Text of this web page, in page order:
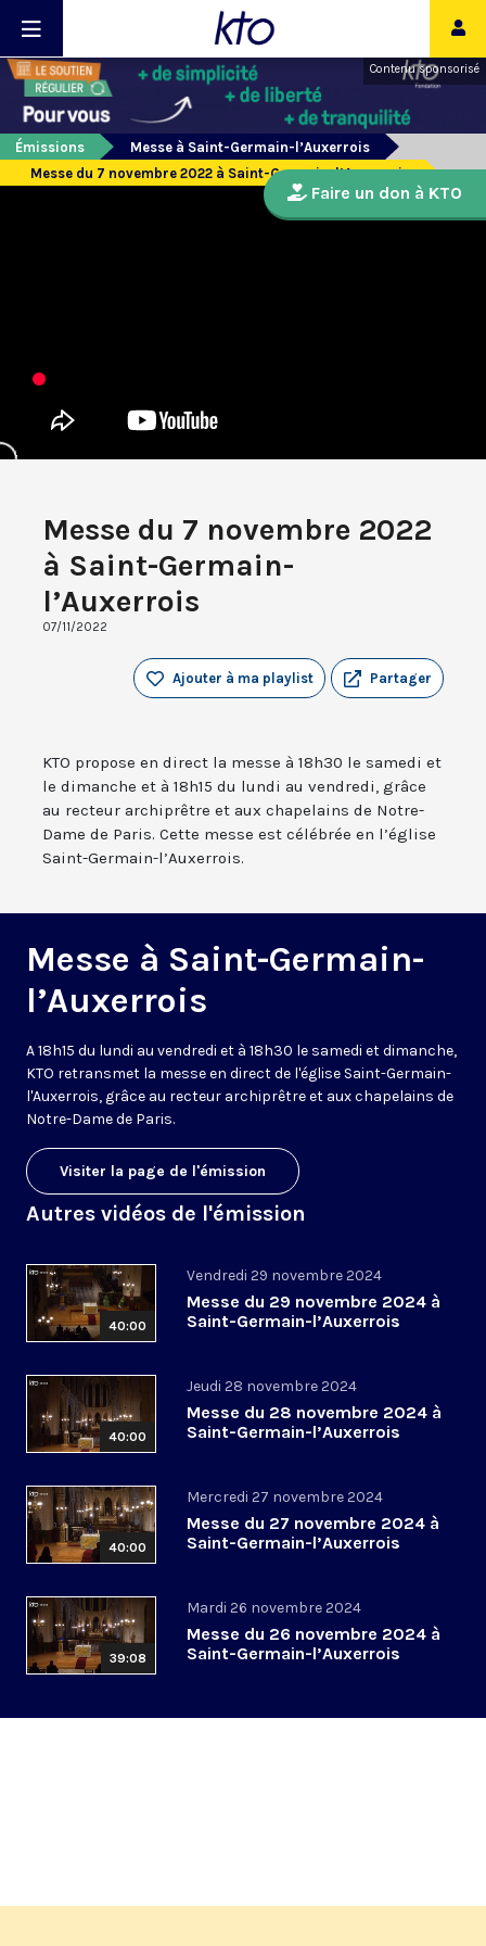
Contenu sponsorisé
Émissions
Messe à Saint-Germain-l’Auxerrois
Messe du 7 novembre 2022 à Saint-Germain-l’Auxerrois
Messe du 7 novembre 2022
à Saint-Germain-
l’Auxerrois
07/11/2022
Partager
Ajouter à ma playlist
KTO propose en direct la messe à 18h30 le samedi et
le dimanche et à 18h15 du lundi au vendredi, grâce
au recteur archiprêtre et aux chapelains de Notre-
Dame de Paris. Cette messe est célébrée en l’église
Saint-Germain-l’Auxerrois.
Messe à Saint-Germain-
l’Auxerrois
A 18h15 du lundi au vendredi et à 18h30 le samedi et dimanche,
KTO retransmet la messe en direct de l'église Saint-Germain-
l'Auxerrois, grâce au recteur archiprêtre et aux chapelains de
Notre-Dame de Paris.
Visiter la page de l'émission
Autres vidéos de l'émission
40:00
Vendredi 29 novembre 2024
Messe du 29 novembre 2024 à
Saint-Germain-l’Auxerrois
40:00
Jeudi 28 novembre 2024
Messe du 28 novembre 2024 à
Saint-Germain-l’Auxerrois
40:00
Mercredi 27 novembre 2024
Messe du 27 novembre 2024 à
Saint-Germain-l’Auxerrois
39:08
Mardi 26 novembre 2024
Messe du 26 novembre 2024 à
Saint-Germain-l’Auxerrois
Faire un don à KTO